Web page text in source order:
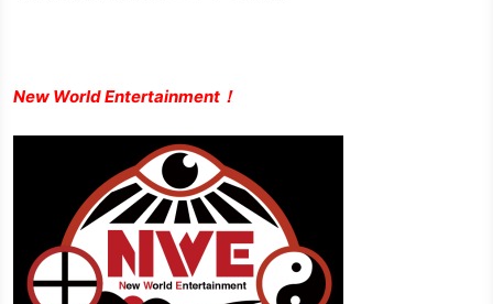
New World Entertainment！